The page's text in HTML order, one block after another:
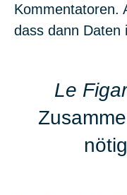
Kommentatoren.
dass dann Daten
Le